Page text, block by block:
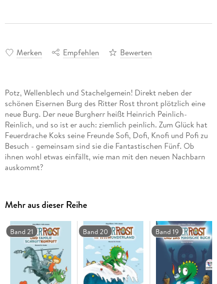
Merken Empfehlen Bewerten
Potz, Wellenblech und Stachelgemein! Direkt neben der
schönen Eisernen Burg des Ritter Rost thront plötzlich eine
neue Burg. Der neue Burgherr heißt Heinrich Peinlich-
Reinlich, und so ist er auch: ziemlich peinlich. Zum Glück hat
Feuerdrache Koks seine Freunde Sofi, Dofi, Knofi und Pofi zu
Besuch - gemeinsam sind sie die Fantastischen Fünf. Ob
ihnen wohl etwas einfällt, wie man mit den neuen Nachbarn
auskommt?
Mehr aus dieser Reihe
Band 21 Band 20 Band 19